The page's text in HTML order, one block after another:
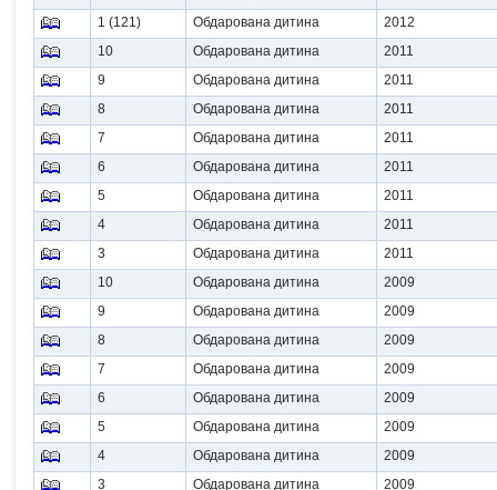
1 (121)
Обдарована дитина
2012
10
Обдарована дитина
2011
9
Обдарована дитина
2011
8
Обдарована дитина
2011
7
Обдарована дитина
2011
6
Обдарована дитина
2011
5
Обдарована дитина
2011
4
Обдарована дитина
2011
3
Обдарована дитина
2011
10
Обдарована дитина
2009
9
Обдарована дитина
2009
8
Обдарована дитина
2009
7
Обдарована дитина
2009
6
Обдарована дитина
2009
5
Обдарована дитина
2009
4
Обдарована дитина
2009
3
Обдарована дитина
2009